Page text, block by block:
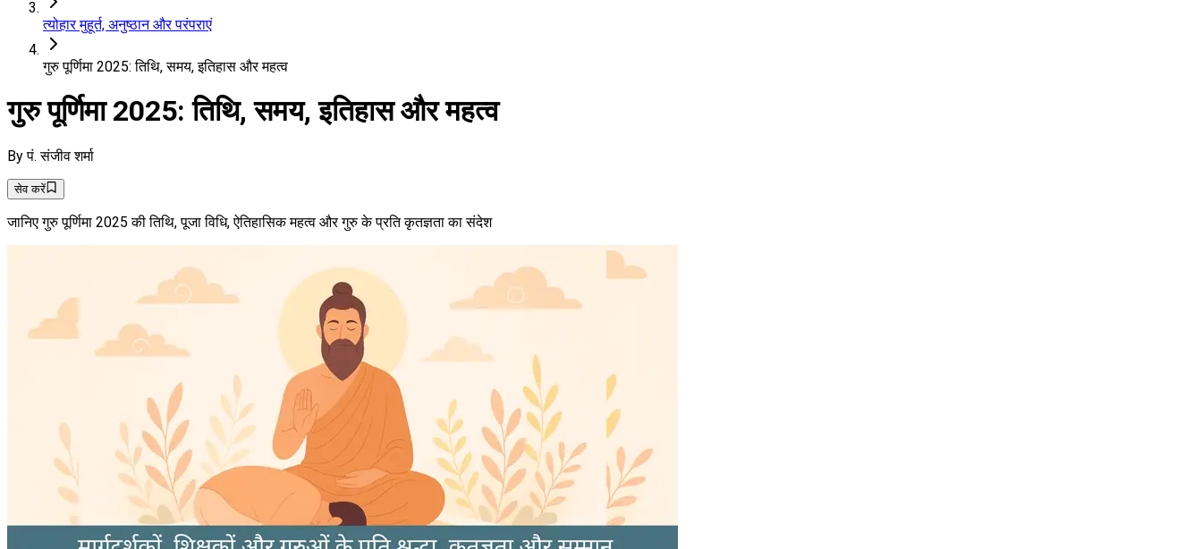
त्योहार मुहूर्त, अनुष्ठान और परंपराएं
गुरु पूर्णिमा 2025: तिथि, समय, इतिहास और महत्व
गुरु पूर्णिमा 2025: तिथि, समय, इतिहास और महत्व
Byपं. संजीव शर्मा
सेव करें
जानिए गुरु पूर्णिमा 2025 की तिथि, पूजा विधि, ऐतिहासिक महत्व और गुरु के प्रति कृतज्ञता का संदेश